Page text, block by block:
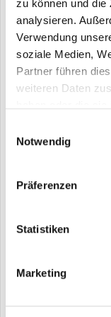
zu können und die
analysieren.
Verwendung
soziale Medien,
Partner führen
weiteren Daten
Notwendig
Präferenzen
Statistiken
Marketing
hydrostatischen
sowie die
sind optimaler
Die von Zachow
Profil sind für
sorgen für
allem auf
Zachow links